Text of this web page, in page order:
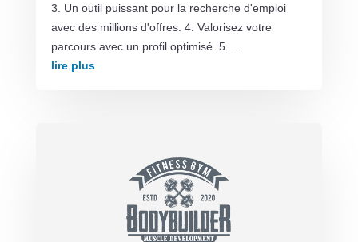
3. Un outil puissant pour la recherche d'emploi
avec des millions d'offres. 4. Valorisez votre
parcours avec un profil optimisé. 5....
lire plus